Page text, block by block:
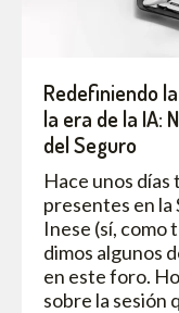
Redefiniendo
la era de la IA:
del Seguro
Hace unos
presentes en la
Inese (sí, como
dimos algunos
en este foro.
sobre la sesión